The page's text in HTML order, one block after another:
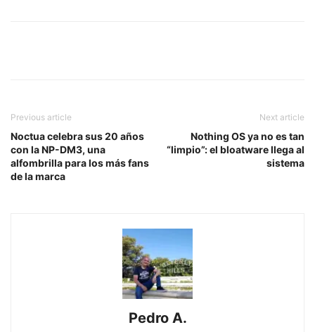
Previous article
Noctua celebra sus 20 años
con la NP-DM3, una
alfombrilla para los más fans
de la marca
Next article
Nothing OS ya no es tan
“limpio”: el bloatware llega al
sistema
Pedro A.